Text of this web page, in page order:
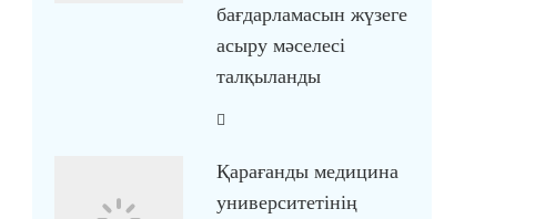
бағдарламасын жүзеге
асыру мәселесі
талқыланды
Қарағанды медицина
университетінің